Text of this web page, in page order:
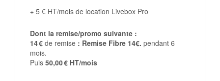
+ 5 € HT/mois de location Livebox Pro
Dont la remise/promo suivante :
14 € de remise : Remise Fibre 14€. pendant 6
mois.
Puis 50,00 € HT/mois